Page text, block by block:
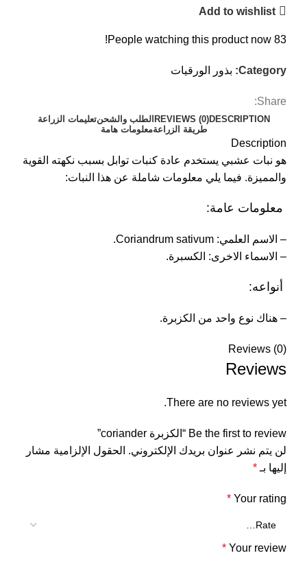
Add to wishlist
83
People watching this product now!
Category: بذور الورقيات
Share:
DESCRIPTION
REVIEWS (0) الطلب والشحنتعليمات الزراعة
طريقة الزراعةمعلومات هامة
Description
هو نبات عشبي يستخدم عادة كنبات توابل بسبب نكهته القوية
والمميزة. فيما يلي معلومات شاملة عن هذا النبات:
معلومات عامة:
– الاسم العلمي: Coriandrum sativum.
– الاسماء الاخرى: الكسبرة.
أنواعه:
– هناك نوع واحد من الكزبرة.
Reviews (0)
Reviews
There are no reviews yet.
Be the first to review “الكزبرة coriander”
لن يتم نشر عنوان بريدك الإلكتروني. الحقول الإلزامية مشار
إليها بـ *
Your rating
*
Your review
*